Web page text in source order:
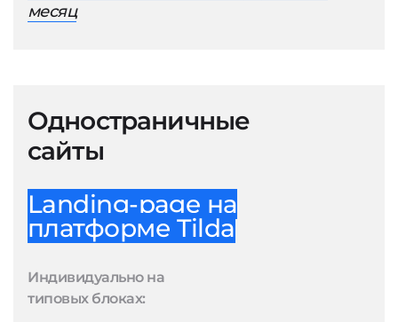
месяц
Одностраничные
сайты
Landing-page на
платформе Tilda
Индивидуально на
типовых блоках: